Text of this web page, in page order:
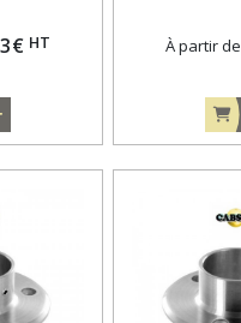
€ HT À partir de